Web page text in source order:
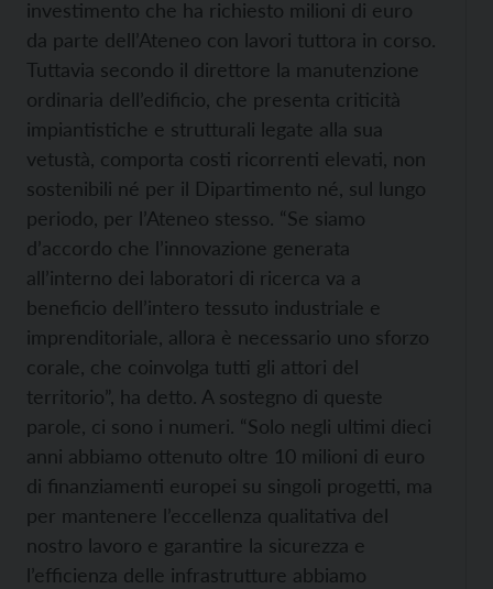
investimento che ha richiesto milioni di euro
da parte dell’Ateneo con lavori tuttora in corso.
Tuttavia secondo il direttore la manutenzione
ordinaria dell’edificio, che presenta criticità
impiantistiche e strutturali legate alla sua
vetustà, comporta costi ricorrenti elevati, non
sostenibili né per il Dipartimento né, sul lungo
periodo, per l’Ateneo stesso. “Se siamo
d’accordo che l’innovazione generata
all’interno dei laboratori di ricerca va a
beneficio dell’intero tessuto industriale e
imprenditoriale, allora è necessario uno sforzo
corale, che coinvolga tutti gli attori del
territorio”, ha detto. A sostegno di queste
parole, ci sono i numeri. “Solo negli ultimi dieci
anni abbiamo ottenuto oltre 10 milioni di euro
di finanziamenti europei su singoli progetti, ma
per mantenere l’eccellenza qualitativa del
nostro lavoro e garantire la sicurezza e
l’efficienza delle infrastrutture abbiamo